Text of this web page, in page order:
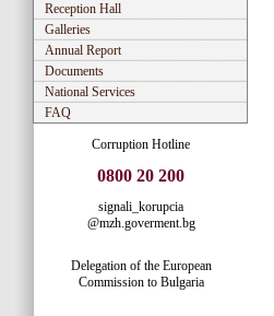
Reception Hall
Galleries
Annual Report
Documents
National Services
FAQ
Corruption Hotline
0800 20 200
signali_korupcia
@mzh.goverment.bg
Delegation of the European
Commission to Bulgaria